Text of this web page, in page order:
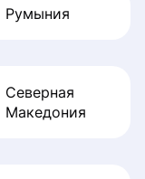
Румыния
Северная
Македония